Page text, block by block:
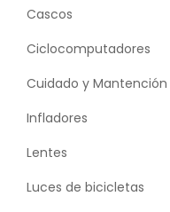
Cascos
Ciclocomputadores
Cuidado y Mantención
Infladores
Lentes
Luces de bicicletas